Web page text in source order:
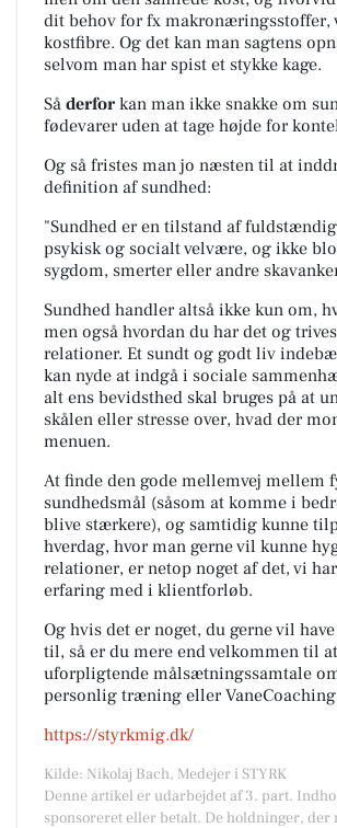
dit behov for fx makronæringsstoffer,
kostfibre. Og det kan man sagtens
selvom man har spist et stykke kage.
Så derfor kan man ikke snakke om
fødevarer uden at tage højde for
Og så fristes man jo næsten til at
definition af sundhed:
"Sundhed er en tilstand af
psykisk og socialt velvære, og ikke
sygdom, smerter eller andre
Sundhed handler altså ikke kun om,
men også hvordan du har det og
relationer. Et sundt og godt liv
kan nyde at indgå i sociale
alt ens bevidsthed skal bruges på at
skålen eller stresse over, hvad der
menuen.
At finde den gode mellemvej mellem
sundhedsmål (såsom at komme i
blive stærkere), og samtidig kunne
hverdag, hvor man gerne vil kunne
relationer, er netop noget af det, vi
erfaring med i klientforløb.
Og hvis det er noget, du gerne vil
til, så er du mere end velkommen til
uforpligtende målsætningssamtale
personlig træning eller
https://styrkmig.dk/
Kilde: Nikolaj Bach, Medejer i STYRK
Denne artikel er udarbejdet af 3. part.
sponsoreret eller betalt. De holdninger, der